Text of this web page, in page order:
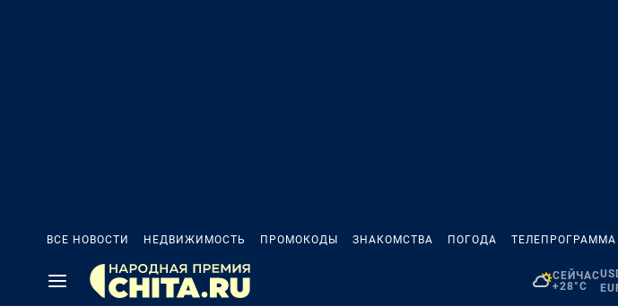
ВСЕ НОВОСТИ НЕДВИЖИМОСТЬ ПРОМОКОДЫ ЗНАКОМСТВА ПОГОДА ТЕЛЕПРОГРАММА
СЕЙЧАС
+28°C